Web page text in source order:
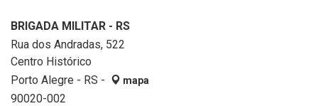
BRIGADA MILITAR - RS
Rua dos Andradas, 522
Centro Histórico
Porto Alegre - RS -
mapa
90020-002